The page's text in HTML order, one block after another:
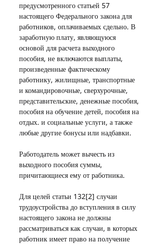
предусмотренного статьей 57
настоящего Федерального закона для
работников, оплачиваемых сдельно. В
заработную плату, являющуюся
основой для расчета выходного
пособия, не включаются выплаты,
произведенные фактическому
работнику, жилищные, транспортные
и командировочные, сверхурочные,
представительские, денежные пособия,
пособия на обучение детей, пособия на
отдых. и социальные услуги, а также
любые другие бонусы или надбавки.
Работодатель может вычесть из
выходного пособия суммы,
причитающиеся ему от работника.
Для целей статьи 132[2] случаи
трудоустройства до вступления в силу
настоящего закона не должны
рассматриваться как случаи, в которых
работник имеет право на получение